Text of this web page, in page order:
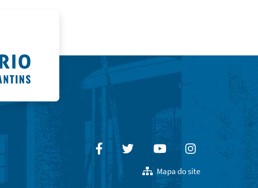
FacebookTwitterYoutubeInstagram
Mapa do site